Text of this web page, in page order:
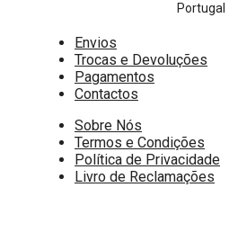
Portugal
Envios
Trocas e Devoluções
Pagamentos
Contactos
Sobre Nós
Termos e Condições
Política de Privacidade
Livro de Reclamações